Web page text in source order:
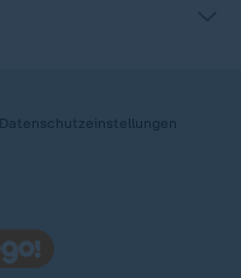
Datenschutzeinstellungen